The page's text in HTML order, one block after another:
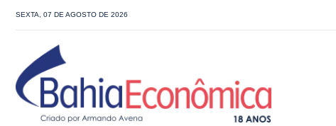
SEXTA, 07 DE AGOSTO DE 2026